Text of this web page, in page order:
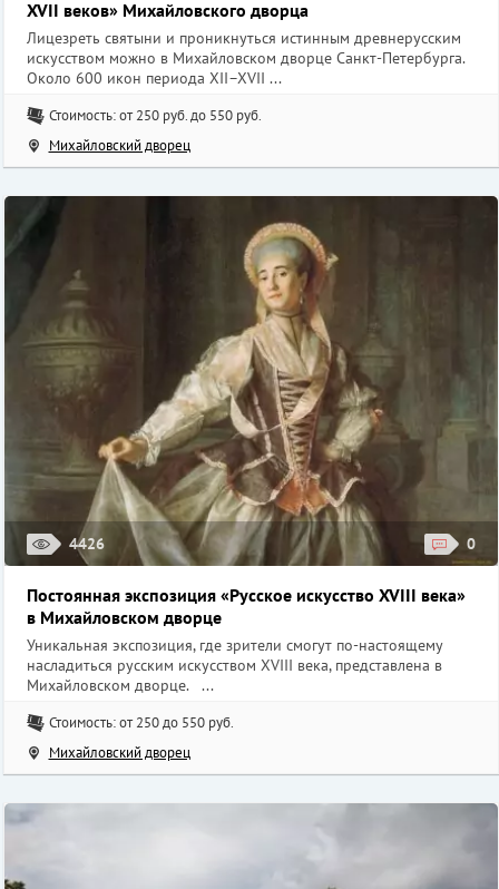
XVII веков» Михайловского дворца
Лицезреть святыни и проникнуться истинным древнерусским
искусством можно в Михайловском дворце Санкт-Петербурга.
Около 600 икон периода XII–XVII ...
Стоимость: от 250 руб. до 550 руб.
Михайловский дворец
4426 0
Постоянная экспозиция «Русское искусство XVIII века»
в Михайловском дворце
Уникальная экспозиция, где зрители смогут по-настоящему
насладиться русским искусством XVIII века, представлена в
Михайловском дворце. ...
Стоимость: от 250 до 550 руб.
Михайловский дворец